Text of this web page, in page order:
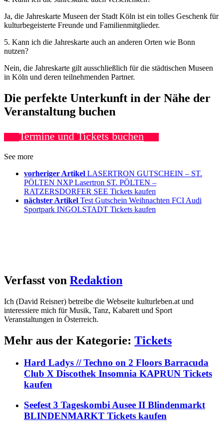
Ja, die Jahreskarte Museen der Stadt Köln ist ein tolles Geschenk für
kulturbegeisterte Freunde und Familienmitglieder.
5. Kann ich die Jahreskarte auch an anderen Orten wie Bonn
nutzen?
Nein, die Jahreskarte gilt ausschließlich für die städtischen Museen
in Köln und deren teilnehmenden Partner.
Die perfekte Unterkunft in der Nähe der
Veranstaltung buchen
Termine und Tickets buchen
See more
vorheriger Artikel LASERTRON GUTSCHEIN – ST.
PÖLTEN NXP Lasertron ST. PÖLTEN –
RATZERSDORFER SEE Tickets kaufen
nächster Artikel Test Gutschein Weihnachten FCI Audi
Sportpark INGOLSTADT Tickets kaufen
Verfasst von Redaktion
Ich (David Reisner) betreibe die Webseite kulturleben.at und
interessiere mich für Musik, Tanz, Kabarett und Sport
Veranstaltungen in Österreich.
Mehr aus der Kategorie: Tickets
Hard Ladys // Techno on 2 Floors Barracuda
Club X Discothek Insomnia KAPRUN Tickets
kaufen
Seefest 3 Tageskombi Ausee II Blindenmarkt
BLINDENMARKT Tickets kaufen